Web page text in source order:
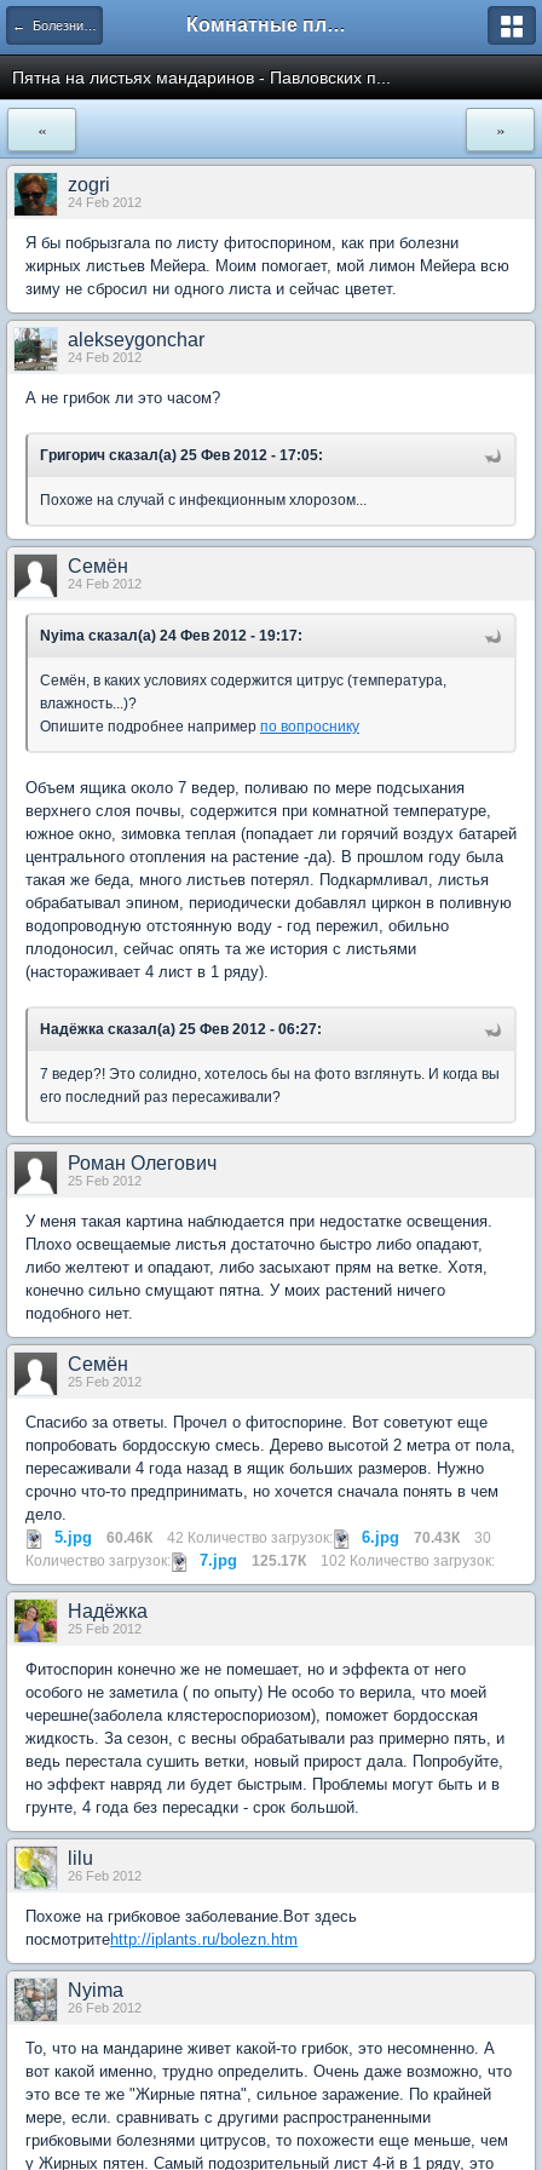
← Болезни и вредители плодовых культур Комнатные плодовые экзоты
Пятна на листьях мандаринов - Павловских п...
« »
zogri
24 Feb 2012
Я бы побрызгала по листу фитоспорином, как при болезни
жирных листьев Мейера. Моим помогает, мой лимон Мейера всю
зиму не сбросил ни одного листа и сейчас цветет.
alekseygonchar
24 Feb 2012
А не грибок ли это часом?
Григорич сказал(а) 25 Фев 2012 - 17:05:
Похоже на случай с инфекционным хлорозом...
Семён
24 Feb 2012
Nyima сказал(а) 24 Фев 2012 - 19:17:
Семён, в каких условиях содержится цитрус (температура,
влажность...)?
Опишите подробнее например по вопроснику
Объем ящика около 7 ведер, поливаю по мере подсыхания
верхнего слоя почвы, содержится при комнатной температуре,
южное окно, зимовка теплая (попадает ли горячий воздух батарей
центрального отопления на растение -да). В прошлом году была
такая же беда, много листьев потерял. Подкармливал, листья
обрабатывал эпином, периодически добавлял циркон в поливную
водопроводную отстоянную воду - год пережил, обильно
плодоносил, сейчас опять та же история с листьями
(настораживает 4 лист в 1 ряду).
Надёжка сказал(а) 25 Фев 2012 - 06:27:
7 ведер?! Это солидно, хотелось бы на фото взглянуть. И когда вы
его последний раз пересаживали?
Роман Олегович
25 Feb 2012
У меня такая картина наблюдается при недостатке освещения.
Плохо освещаемые листья достаточно быстро либо опадают,
либо желтеют и опадают, либо засыхают прям на ветке. Хотя,
конечно сильно смущают пятна. У моих растений ничего
подобного нет.
Семён
25 Feb 2012
Спасибо за ответы. Прочел о фитоспорине. Вот советуют еще
попробовать бордосскую смесь. Дерево высотой 2 метра от пола,
пересаживали 4 года назад в ящик больших размеров. Нужно
срочно что-то предпринимать, но хочется сначала понять в чем
дело.
5.jpg
60.46К 42 Количество загрузок: 6.jpg 70.43К
30
Количество загрузок:
7.jpg 125.17К 102 Количество загрузок:
Надёжка
25 Feb 2012
Фитоспорин конечно же не помешает, но и эффекта от него
особого не заметила ( по опыту) Не особо то верила, что моей
черешне(заболела клястероспориозом), поможет бордосская
жидкость. За сезон, с весны обрабатывали раз примерно пять, и
ведь перестала сушить ветки, новый прирост дала. Попробуйте,
но эффект навряд ли будет быстрым. Проблемы могут быть и в
грунте, 4 года без пересадки - срок большой.
lilu
26 Feb 2012
Похоже на грибковое заболевание.Вот здесь
посмотритеhttp://iplants.ru/bolezn.htm
Nyima
26 Feb 2012
То, что на мандарине живет какой-то грибок, это несомненно. А
вот какой именно, трудно определить. Очень даже возможно, что
это все те же "Жирные пятна", сильное заражение. По крайней
мере, если. сравнивать с другими распространенными
грибковыми болезнями цитрусов, то похожести еще меньше, чем
у Жирных пятен. Самый подозрительный лист 4-й в 1 ряду, это